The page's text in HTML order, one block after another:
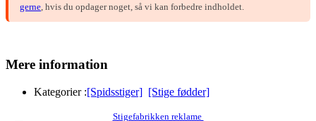
gerne, hvis du opdager noget, så vi kan forbedre indholdet.
Mere information
Kategorier :[Spidsstiger] [Stige fødder]
Stigefabrikken reklame